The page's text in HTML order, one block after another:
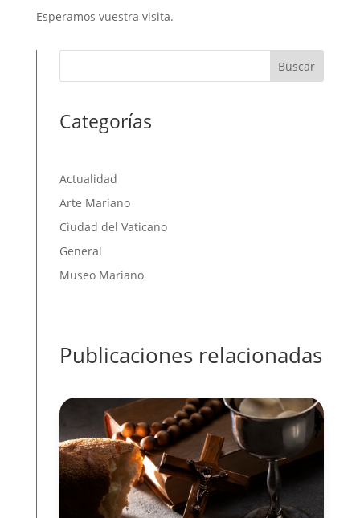
Esperamos vuestra visita.
Buscar
Categorías
Actualidad
Arte Mariano
Ciudad del Vaticano
General
Museo Mariano
Publicaciones relacionadas